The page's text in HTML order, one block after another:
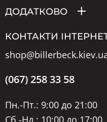
ДОДАТКОВО
КОНТАКТИ
(067) 258 33 58
Пн.-Пт.: 9:00 до 21:00
Сб.-Нд.: 10:00 до 17:00